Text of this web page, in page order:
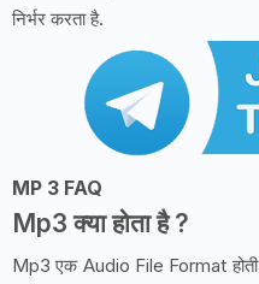
निर्भर करता है.
MP 3 FAQ
Mp3 क्या होता है ?
Mp3 एक Audio File Format